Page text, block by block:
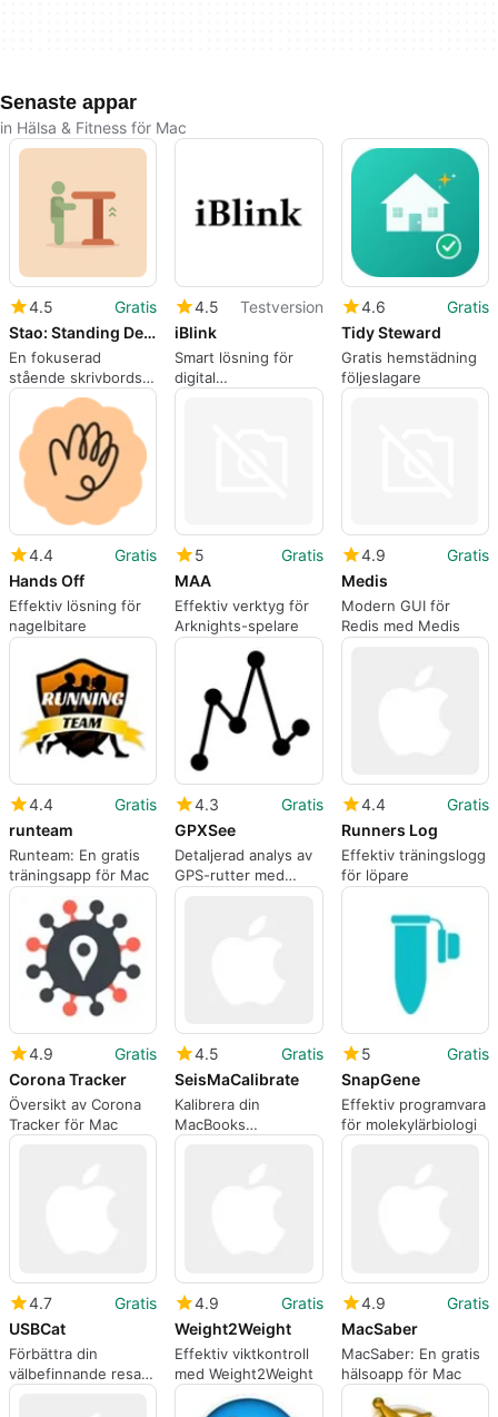
Senaste appar
in Hälsa & Fitness för Mac
4.5
Gratis
Stao: Standing Desk Reminder
En fokuserad
stående skrivbords
kompis för
hälsosammare
arbetsdagar
4.5
Testversion
iBlink
Smart lösning för
digital
ögonbelastning
4.6
Gratis
Tidy Steward
Gratis hemstädning
följeslagare
4.4
Gratis
Hands Off
Effektiv lösning för
nagelbitare
5
Gratis
MAA
Effektiv verktyg för
Arknights-spelare
4.9
Gratis
Medis
Modern GUI för
Redis med Medis
4.4
Gratis
runteam
Runteam: En gratis
träningsapp för Mac
4.3
Gratis
GPXSee
Detaljerad analys av
GPS-rutter med
GPXSee
4.4
Gratis
Runners Log
Effektiv träningslogg
för löpare
4.9
Gratis
Corona Tracker
Översikt av Corona
Tracker för Mac
4.5
Gratis
SeisMaCalibrate
Kalibrera din
MacBooks
rörelsesensorer
5
Gratis
SnapGene
Effektiv programvara
för molekylärbiologi
4.7
Gratis
USBCat
Förbättra din
välbefinnande resa
med USBCat
4.9
Gratis
Weight2Weight
Effektiv viktkontroll
med Weight2Weight
4.9
Gratis
MacSaber
MacSaber: En gratis
hälsoapp för Mac